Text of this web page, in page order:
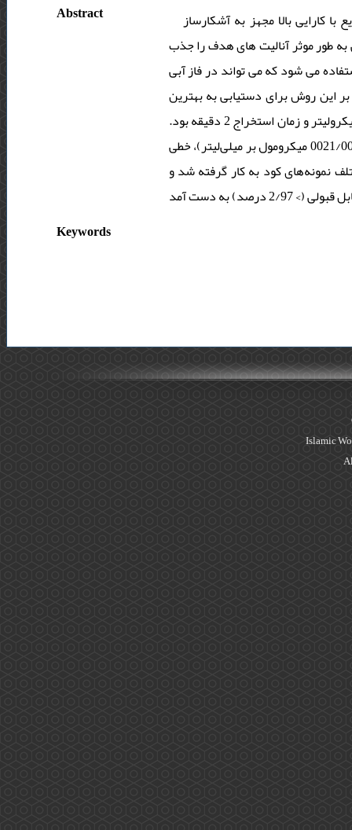
Abstract
کارایی بالا مجهز به آشکارساز
به طور موثر آنالیت های هدف را جذب
استفاده می شود که می تواند در فاز آبی
این روش برای دستیابی به بهترین
بازده استخراج بهینه شدند. شرایط بهینه شامل: حجم نمونه 25 میلی لیتر، حجم حلال استخراج 200 میکرولیتر و زمان استخراج 2 دقیقه بود.
تحت شرایط بهینه، حدود تشخیص خوب (0021/00006/0 میکرومول بر میلی‌لیتر)، خطی (997/0 R2>)، دقت (انحراف استاندارد نسبی کمتر از
نمونه‌های کود به کار گرفته شد و
Keywords
Islamic